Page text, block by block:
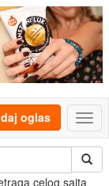
oglas
celog sajta